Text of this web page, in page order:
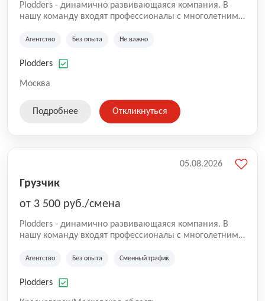
Plodders - динамично развивающаяся компания. В
нашу команду входят профессионалы с многолетним
на рынке аутсорсинга, а накопленный опыт позволяют
оказываемых услуг.
Агентство Без опыта Не важно
Plodders
Москва
Подробнее Откликнуться
Грузчик
от 3 500 руб./смена
Plodders - динамично развивающаяся компания. В
нашу команду входят профессионалы с многолетним
на рынке аутсорсинга, а накопленный опыт позволяют
оказываемых услуг.
Агентство Без опыта Сменный график
Plodders
05.08.2026